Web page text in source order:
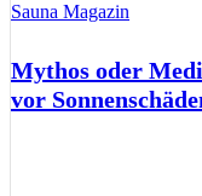
Sauna Magazin
Mythos oder
vor